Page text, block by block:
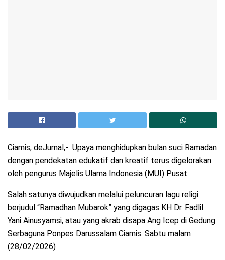
Ciamis, deJurnal,- Upaya menghidupkan bulan suci Ramadan
dengan pendekatan edukatif dan kreatif terus digelorakan
oleh pengurus Majelis Ulama Indonesia (MUI) Pusat.
Salah satunya diwujudkan melalui peluncuran lagu religi
berjudul “Ramadhan Mubarok” yang digagas KH Dr. Fadlil
Yani Ainusyamsi, atau yang akrab disapa Ang Icep di Gedung
Serbaguna Ponpes Darussalam Ciamis. Sabtu malam
(28/02/2026)